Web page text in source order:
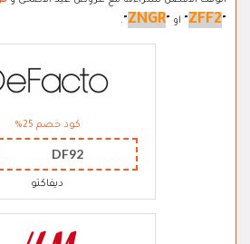
"
ZFF2
" او "
ZNGR
"
.
كود خصم 25%
DF92
ديفاكتو